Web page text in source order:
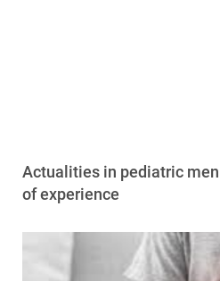
Actualities in pediatric
of experience